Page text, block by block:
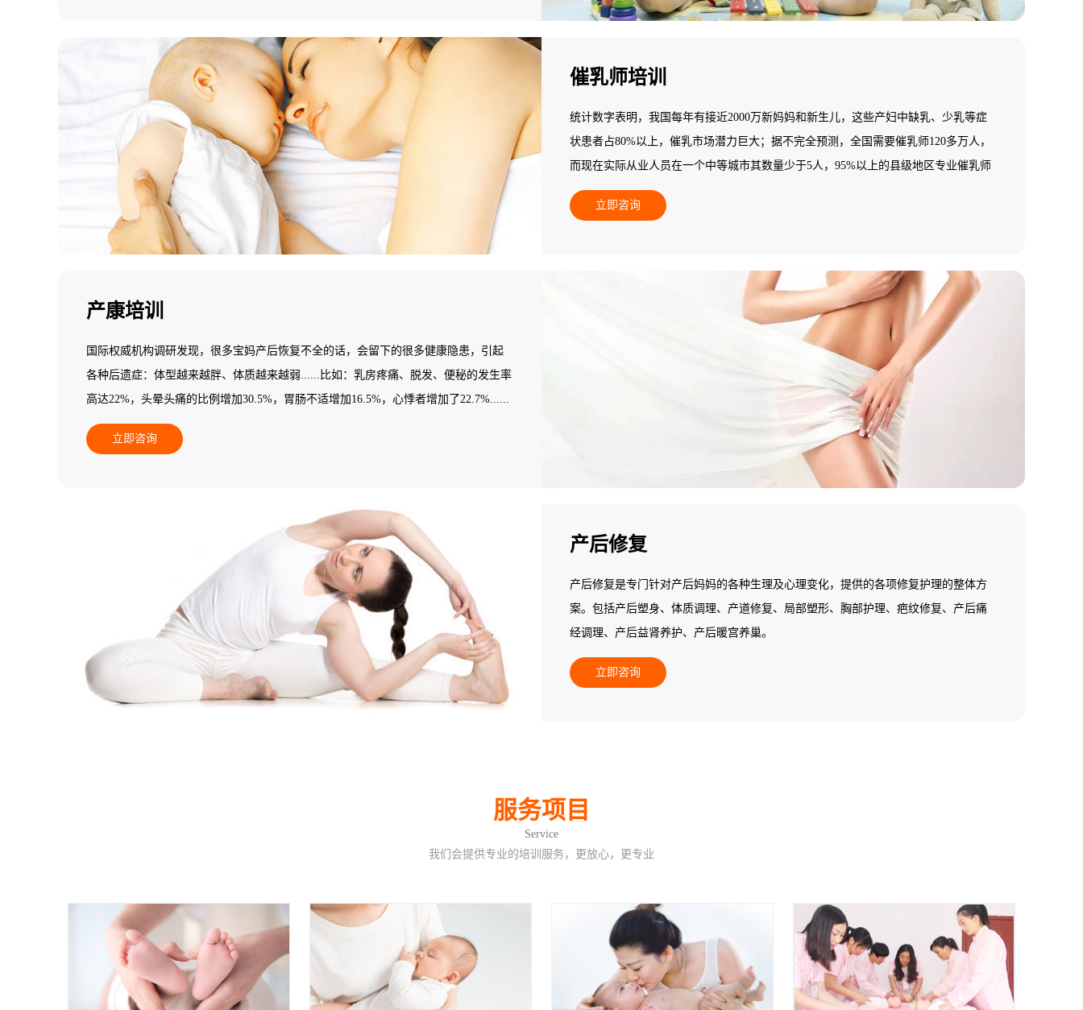
催乳师培训
统计数字表明，我国每年有接近2000万新妈妈和新生儿，这些产妇中缺乳、少乳等症
状患者占80%以上，催乳市场潜力巨大；据不完全预测，全国需要催乳师120多万人，
而现在实际从业人员在一个中等城市其数量少于5人，95%以上的县级地区专业催乳师
数量基本为零，全国催乳市场一片空白，专业催乳师缺乏，市场需求十分巨大，行业
发展后劲无穷，是个朝阳产业！
立即咨询
产康培训
国际权威机构调研发现，很多宝妈产后恢复不全的话，会留下的很多健康隐患，引起
各种后遗症：体型越来越胖、体质越来越弱......比如：乳房疼痛、脱发、便秘的发生率
高达22%，头晕头痛的比例增加30.5%，胃肠不适增加16.5%，心悸者增加了22.7%......
更多的产后妈妈会发现自己阴道松弛、腰背痛、骨盆痛，甚至还漏尿...... 据统计，三
孩政策将使全国每年增加1800万产妇，其中有33.3%会选择产后恢复消费。每个产妇平
关专业知识，不知道如何做产后康复训练，所以，需要专业的产后康复师来协助。
立即咨询
产后修复
产后修复是专门针对产后妈妈的各种生理及心理变化，提供的各项修复护理的整体方
案。包括产后塑身、体质调理、产道修复、局部塑形、胸部护理、疤纹修复、产后痛
经调理、产后益肾养护、产后暖宫养巢。
立即咨询
服务项目
Service
我们会提供专业的培训服务，更放心，更专业